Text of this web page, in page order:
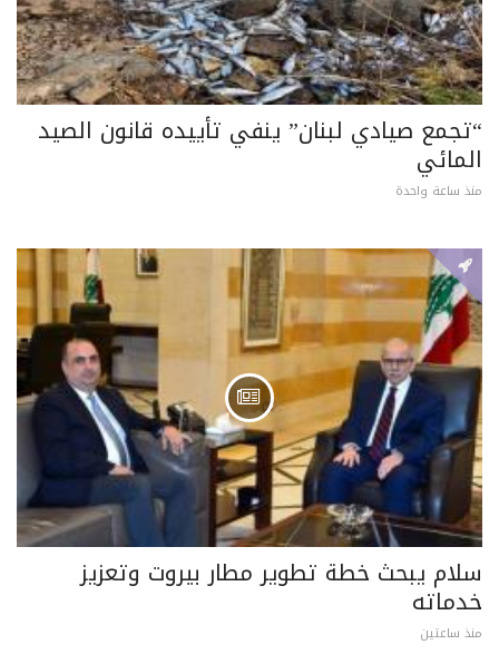
“تجمع صيادي لبنان” ينفي تأييده قانون الصيد
المائي
منذ ساعة واحدة
سلام يبحث خطة تطوير مطار بيروت وتعزيز
خدماته
منذ ساعتين